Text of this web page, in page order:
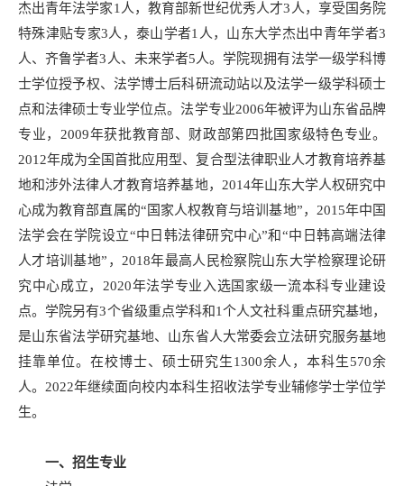
杰出青年法学家1人，教育部新世纪优秀人才3人，享受国务院
特殊津贴专家3人，泰山学者1人，山东大学杰出中青年学者3
人、齐鲁学者3人、未来学者5人。学院现拥有法学一级学科博
士学位授予权、法学博士后科研流动站以及法学一级学科硕士
点和法律硕士专业学位点。法学专业2006年被评为山东省品牌
专业，2009年获批教育部、财政部第四批国家级特色专业。
2012年成为全国首批应用型、复合型法律职业人才教育培养基
地和涉外法律人才教育培养基地，2014年山东大学人权研究中
心成为教育部直属的“国家人权教育与培训基地”，2015年中国
法学会在学院设立“中日韩法律研究中心”和“中日韩高端法律
人才培训基地”，2018年最高人民检察院山东大学检察理论研
究中心成立，2020年法学专业入选国家级一流本科专业建设
点。学院另有3个省级重点学科和1个人文社科重点研究基地，
是山东省法学研究基地、山东省人大常委会立法研究服务基地
挂靠单位。在校博士、硕士研究生1300余人，本科生570余
人。2022年继续面向校内本科生招收法学专业辅修学士学位学
生。
一、招生专业